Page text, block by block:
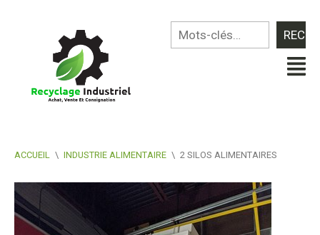
ACCUEIL \ INDUSTRIE ALIMENTAIRE \ 2 SILOS ALIMENTAIRES